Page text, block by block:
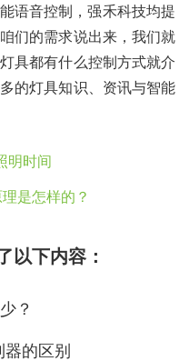
语音控制，强禾科技均提
们的需求说出来，我们就
具都有什么控制方式就介
的灯具知识、资讯与智能
明时间
是怎样的？
以下内容：
？
器的区别